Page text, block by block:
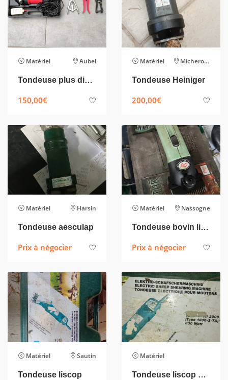
Matériel Aubel
Tondeuse plus divers pinces
150,00€
Matériel Micheroux
Tondeuse Heiniger
200,00€
Matériel Harsin
Tondeuse aesculap
Prix à négocier
Matériel Nassogne
Tondeuse bovin lister
Prix à négocier
Matériel Sautin
Tondeuse liscop
Matériel
Tondeuse liscop Type 1300 – 2 – TD